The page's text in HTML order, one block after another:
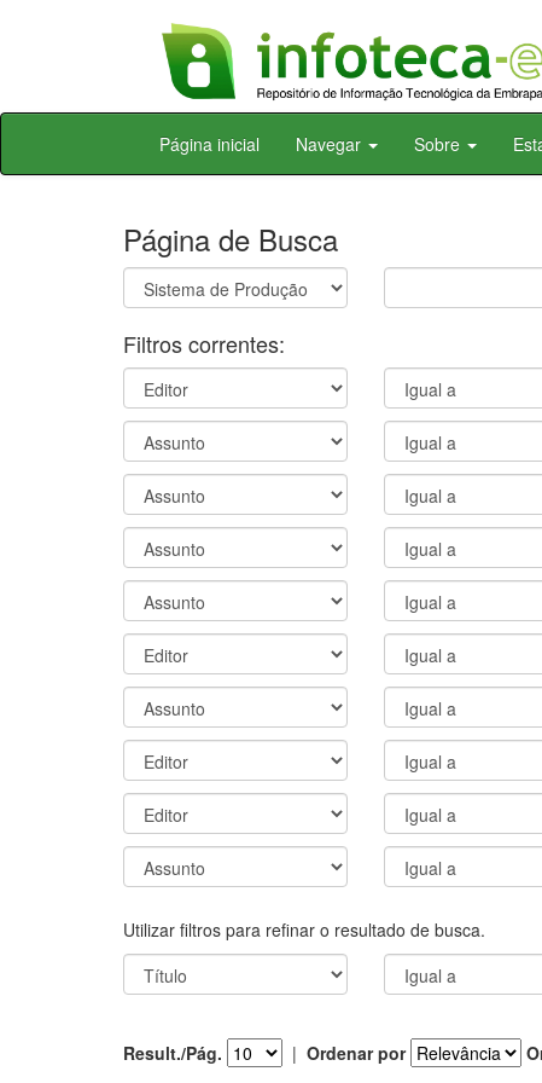
Skip
Página inicial Navegar Sobre
Página de Busca
Filtros correntes:
Utilizar filtros para refinar o resultado de busca.
Result./Pág. | Ordenar por